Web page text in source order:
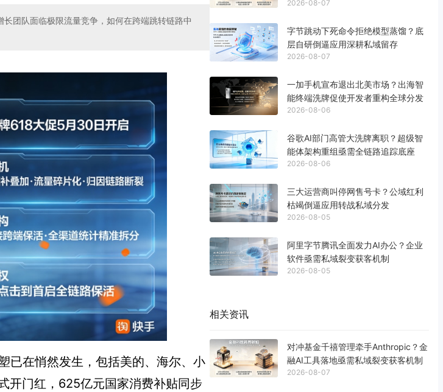
团队面临极限流量竞争，如何在跨端跳转链路中
已在悄然发生，包括美的、海尔、小
开门红，625亿元国家消费补贴同步
2026-08-07
字节跳动下死命令拒绝模型蒸馏？底
层自研倒逼应用深耕私域留存
2026-08-07
一加手机宣布退出北美市场？出海智
能终端洗牌促使开发者重构全球分发
2026-08-06
谷歌AI部门高管大洗牌离职？超级智
能体架构重组亟需全链路追踪底座
2026-08-06
三大运营商叫停网售号卡？公域红利
枯竭倒逼应用转战私域分发
2026-08-05
阿里字节腾讯全面发力AI办公？企业
软件亟需私域裂变获客机制
2026-08-05
相关资讯
对冲基金千禧管理牵手Anthropic？金
融AI工具落地亟需私域裂变获客机制
2026-08-07